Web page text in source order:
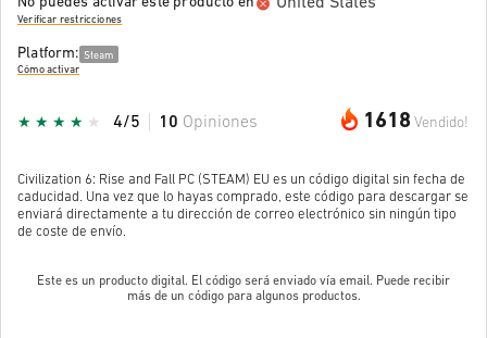
Verificar restricciones
Platform: Steam
Cómo activar
1618 Vendido!
4/5 10 Opiniones
Civilization 6: Rise and Fall PC (STEAM) EU es un código digital sin fecha de
caducidad. Una vez que lo hayas comprado, este código para descargar se
enviará directamente a tu dirección de correo electrónico sin ningún tipo
de coste de envío.
Este es un producto digital. El código será enviado vía email. Puede recibir
más de un código para algunos productos.